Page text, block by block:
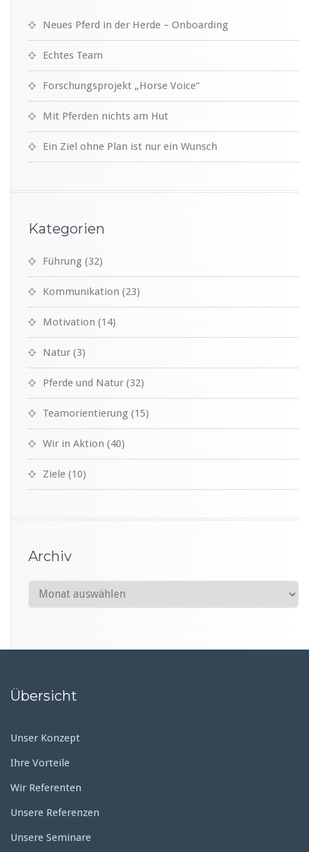
Neues Pferd in der Herde – Onboarding
Echtes Team
Forschungsprojekt „Horse Voice“
Mit Pferden nichts am Hut
Ein Ziel ohne Plan ist nur ein Wunsch
Kategorien
Führung (32)
Kommunikation (23)
Motivation (14)
Natur (3)
Pferde und Natur (32)
Teamorientierung (15)
Wir in Aktion (40)
Ziele (10)
Archiv
r
Übersicht
Unser Konzept
Ihre Vorteile
Wir Referenten
Unsere Referenzen
Unsere Seminare